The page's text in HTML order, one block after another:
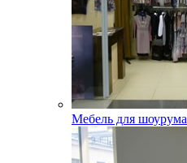
Мебель для шоурума